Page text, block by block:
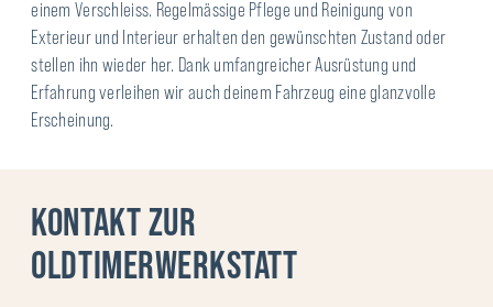
einem Verschleiss. Regelmässige Pflege und Reinigung von
Exterieur und Interieur erhalten den gewünschten Zustand oder
stellen ihn wieder her. Dank umfangreicher Ausrüstung und
Erfahrung verleihen wir auch deinem Fahrzeug eine glanzvolle
Erscheinung.
KONTAKT ZUR
OLDTIMERWERKSTATT